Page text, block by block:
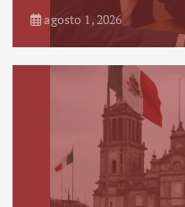
agosto 1, 2026